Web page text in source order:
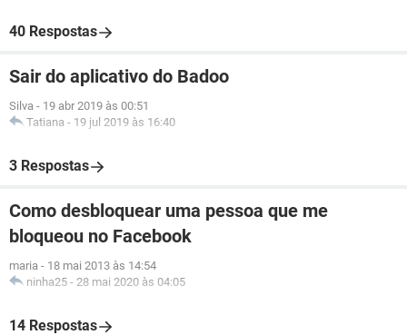
40 Respostas
Sair do aplicativo do Badoo
Silva - 19 abr 2019 às 00:51
Tatiana - 19 jul 2019 às 16:40
3 Respostas
Como desbloquear uma pessoa que me
bloqueou no Facebook
maria - 18 mai 2013 às 14:54
ninha25 - 28 mai 2020 às 04:05
14 Respostas